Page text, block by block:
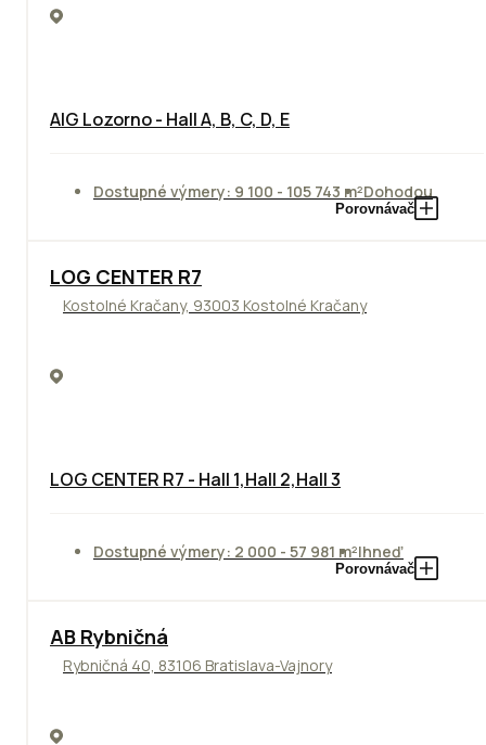
AIG Lozorno - Hall A, B, C, D, E
Dostupné výmery: 9 100 - 105 743 m²Dohodou
Porovnávač
TOP
LOG CENTER R7
Kostolné Kračany, 93003 Kostolné Kračany
LOG CENTER R7 - Hall 1,Hall 2,Hall 3
Dostupné výmery: 2 000 - 57 981 m²Ihneď
Porovnávač
AB Rybničná
Rybničná 40, 83106 Bratislava-Vajnory